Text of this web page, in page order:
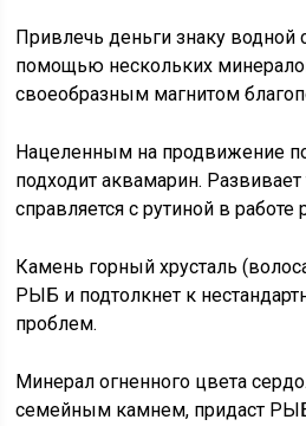
Привлечь деньги знаку водной
помощью нескольких
своеобразным магнитом
Нацеленным на продвижение
подходит аквамарин.
справляется с рутиной в
Камень горный хрусталь
РЫБ и подтолкнет к
проблем.
Минерал огненного цвета
семейным камнем, придаст